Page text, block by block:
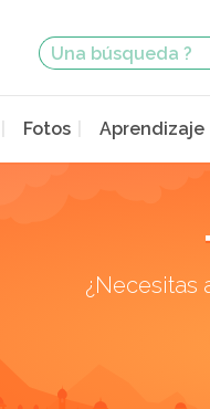
Fotos Aprendizaje
¿Necesitas